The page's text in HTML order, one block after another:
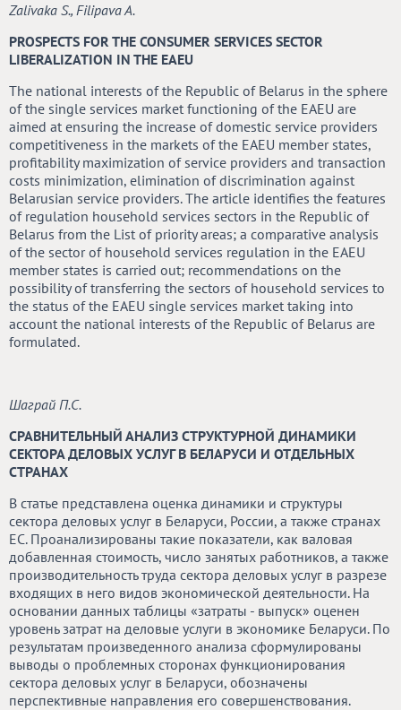
Zalivaka S., Filipava A.
PROSPECTS FOR THE CONSUMER SERVICES SECTOR
LIBERALIZATION IN THE EAEU
The national interests of the Republic of Belarus in the sphere
of the single services market functioning of the EAEU are
aimed at ensuring the increase of domestic service providers
competitiveness in the markets of the EAEU member states,
profitability maximization of service providers and transaction
costs minimization, elimination of discrimination against
Belarusian service providers. The article identifies the features
of regulation household services sectors in the Republic of
Belarus from the List of priority areas; a comparative analysis
of the sector of household services regulation in the EAEU
member states is carried out; recommendations on the
possibility of transferring the sectors of household services to
the status of the EAEU single services market taking into
account the national interests of the Republic of Belarus are
formulated.
Шаграй П.С.
СРАВНИТЕЛЬНЫЙ АНАЛИЗ СТРУКТУРНОЙ ДИНАМИКИ
СЕКТОРА ДЕЛОВЫХ УСЛУГ В БЕЛАРУСИ И ОТДЕЛЬНЫХ
СТРАНАХ
В статье представлена оценка динамики и структуры
сектора деловых услуг в Беларуси, России, а также странах
ЕС. Проанализированы такие показатели, как валовая
добавленная стоимость, число занятых работников, а также
производительность труда сектора деловых услуг в разрезе
входящих в него видов экономической деятельности. На
основании данных таблицы «затраты - выпуск» оценен
уровень затрат на деловые услуги в экономике Беларуси. По
результатам произведенного анализа сформулированы
выводы о проблемных сторонах функционирования
сектора деловых услуг в Беларуси, обозначены
перспективные направления его совершенствования.